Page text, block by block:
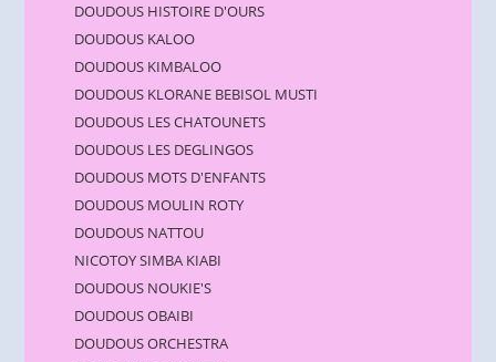
DOUDOUS HISTOIRE D'OURS
DOUDOUS KALOO
DOUDOUS KIMBALOO
DOUDOUS KLORANE BEBISOL MUSTI
DOUDOUS LES CHATOUNETS
DOUDOUS LES DEGLINGOS
DOUDOUS MOTS D'ENFANTS
DOUDOUS MOULIN ROTY
DOUDOUS NATTOU
NICOTOY SIMBA KIABI
DOUDOUS NOUKIE'S
DOUDOUS OBAIBI
DOUDOUS ORCHESTRA